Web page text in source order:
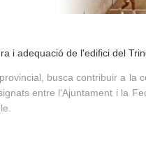
i adequació de l'edifici del
busca contribuir a la
entre l'Ajuntament i la